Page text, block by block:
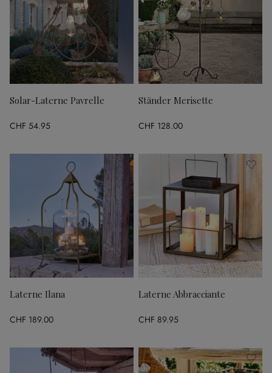
Solar-Laterne Pavrelle
CHF 54.95
Ständer Merisette
CHF 128.00
Laterne Ilana
CHF 189.00
Laterne Abbracciante
CHF 89.95